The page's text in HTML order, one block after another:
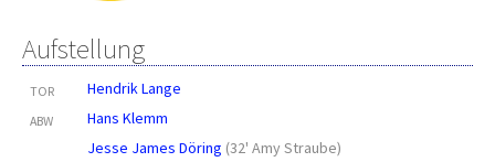
Aufstellung
TOR Hendrik Lange
ABW
Hans Klemm
Jesse James Döring (32' Amy Straube)